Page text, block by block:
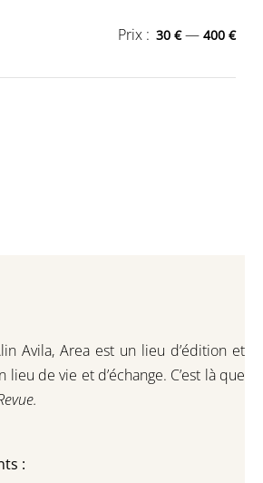
Prix : 30 €—400 €
Avila, Area est un lieu d’édition et
lieu de vie et d’échange. C’est là que
: